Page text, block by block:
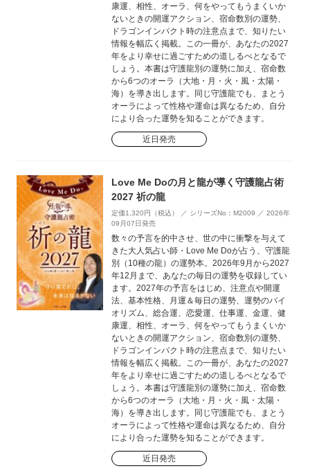
康運、相性、オーラ、何をやってもうまくいか
ないときの開運アクション、宿命数別の運勢、
ドラゴンインパクト時の注意点まで、知りたい
情報を幅広く掲載。この一冊が、あなたの2027
年をより幸せに過ごすための道しるべとなるで
しょう。本書は守護龍別の運勢に加え、宿命数
から6つのオーラ（大地・月・火・風・太陽・
海）を導き出します。同じ守護龍でも、まとう
オーラによって性格や運命は異なるため、自分
により合った運勢を知ることができます。
近日発売
Love Me Doの月と龍が導く守護龍占術
2027 祈の龍
定価1,320円（税込） ／ シリーズNo：M2009 ／ 2026年
09月07日発売
数々の予言を的中させ、世の中に衝撃を与えて
きた大人気占い師・Love Me Doが占う、守護龍
別（10種の龍）の運勢本。2026年9月から2027
年12月まで、あなたの毎日の運勢を収録してい
ます。2027年の予言をはじめ、注意点や開運
法、基本性格、月運＆毎日の運勢、運勢のバイ
オリズム、総合運、恋愛運、仕事運、金運、健
康運、相性、オーラ、何をやってもうまくいか
ないときの開運アクション、宿命数別の運勢、
ドラゴンインパクト時の注意点まで、知りたい
情報を幅広く掲載。この一冊が、あなたの2027
年をより幸せに過ごすための道しるべとなるで
しょう。本書は守護龍別の運勢に加え、宿命数
から6つのオーラ（大地・月・火・風・太陽・
海）を導き出します。同じ守護龍でも、まとう
オーラによって性格や運命は異なるため、自分
により合った運勢を知ることができます。
近日発売